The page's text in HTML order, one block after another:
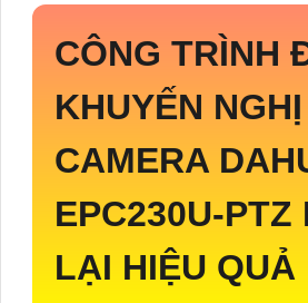
CÔNG TRÌNH
KHUYẾN NGHỊ
CAMERA
EPC230U-PTZ
LẠI HIỆU QUẢ